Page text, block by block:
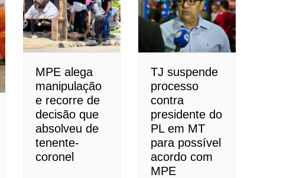
MPE alega
manipulação
e recorre de
decisão que
absolveu de
tenente-
coronel
TJ suspende
processo
contra
presidente do
PL em MT
para possível
acordo com
MPE